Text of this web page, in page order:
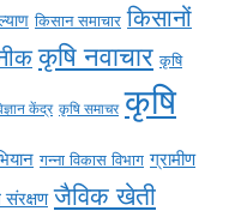
किसान समाचार किसानों
कृषि नवाचार कृषि
केंद्र कृषि समाचर कृषि
गन्ना विकास विभाग ग्रामीण
जैविक खेती